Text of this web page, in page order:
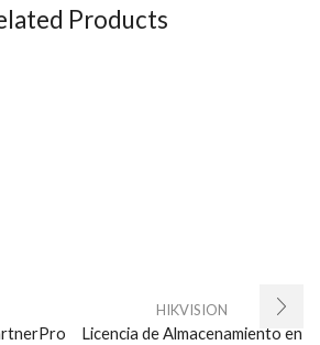
Products
HIKVISION
Licencia de Almacenamiento en